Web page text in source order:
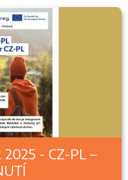
2025 - CZ-PL –